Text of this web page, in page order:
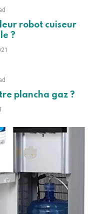
robot cuiseur
?
plancha gaz ?